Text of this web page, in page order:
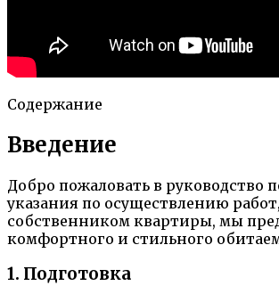
Содержание
Введение
Добро пожаловать в
указания по осуществлению
собственником квартиры, мы
комфортного и стильного
1. Подготовка